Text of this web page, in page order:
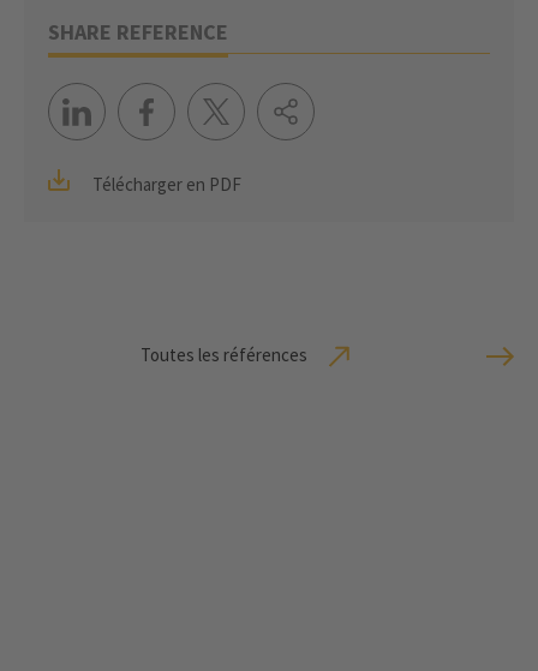
SHARE REFERENCE
Télécharger en PDF
Toutes les références